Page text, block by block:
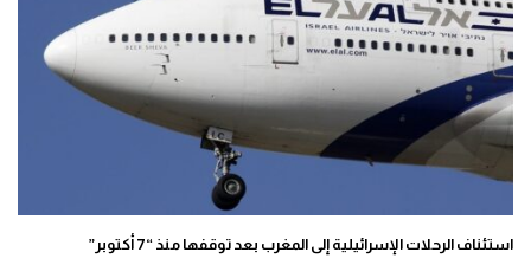
استئناف الرحلات الإسرائيلية إلى المغرب بعد توقفها منذ “7 أكتوبر”